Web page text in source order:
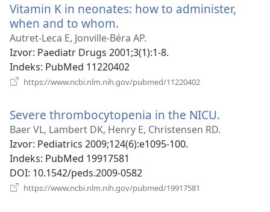
Vitamin K in neonates: how to administer,
when and to whom.
se
novi
prozor)
Autret-Leca E, Jonville-Béra AP.
Izvor‎: Paediatr Drugs 2001;3(1):1-8.
Indeks‎: PubMed 11220402
https://www.ncbi.nlm.nih.gov/pubmed/11220402
prozor)
Severe thrombocytopenia in the NICU.
Baer VL, Lambert DK, Henry E, Christensen RD.
Izvor‎: Pediatrics 2009;124(6):e1095-100.
Indeks‎: PubMed 19917581
DOI‎: 10.1542/peds.2009-0582
https://www.ncbi.nlm.nih.gov/pubmed/19917581